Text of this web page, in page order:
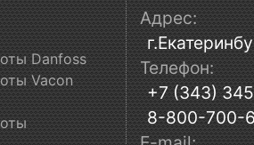
Danfoss
Vacon
Адрес:
Телефон:
+7 (343)
8-800-700-